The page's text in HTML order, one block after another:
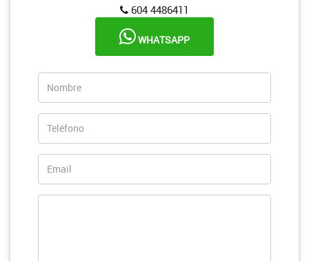
604 4486411
WHATSAPP